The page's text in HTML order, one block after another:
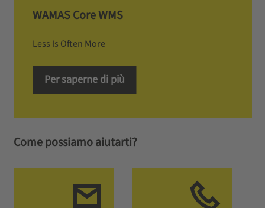
WAMAS Core WMS
Less Is Often More
Per saperne di più
Come possiamo aiutarti?